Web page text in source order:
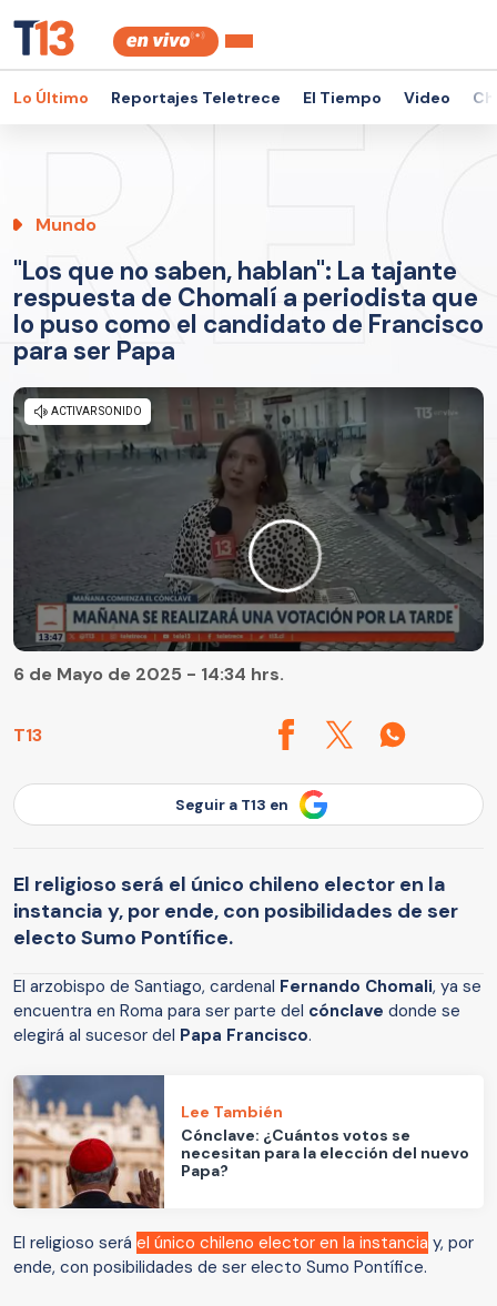
Lo Último Reportajes Teletrece El Tiempo Video
Mundo
"Los que no saben, hablan": La tajante
respuesta de Chomalí a periodista que
lo puso como el candidato de Francisco
para ser Papa
T13
6 de Mayo de 2025 - 14:34 hrs.
Seguir a T13 en
El religioso será el único chileno elector en la
instancia y, por ende, con posibilidades de ser
electo Sumo Pontífice.
El arzobispo de Santiago, cardenal Fernando Chomali, ya se
encuentra en Roma para ser parte del cónclave donde se
elegirá al sucesor del Papa Francisco.
Lee También
Cónclave: ¿Cuántos votos se
necesitan para la elección del nuevo
Papa?
El religioso será el único chileno elector en la instancia y, por
ende, con posibilidades de ser electo Sumo Pontífice.